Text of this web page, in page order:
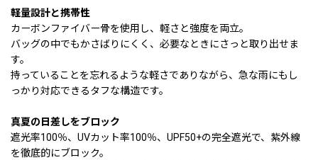
軽量設計と携帯性
カーボンファイバー骨を使用し、軽さと強度を両立。
バッグの中でもかさばりにくく、必要なときにさっと取り出せま
す。
持っていることを忘れるような軽さでありながら、急な雨にもし
っかり対応できるタフな構造です。
真夏の日差しをブロック
遮光率100％、UVカット率100％、UPF50+の完全遮光で、紫外線
を徹底的にブロック。